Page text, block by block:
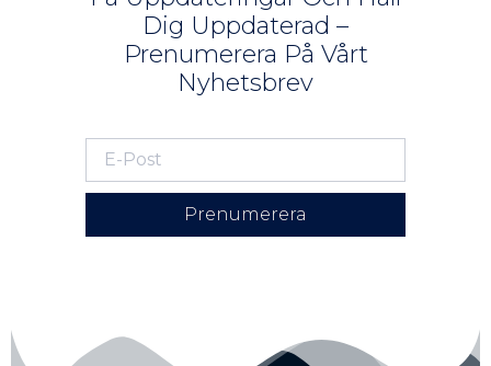
Dig Uppdaterad –
Prenumerera På Vårt
Nyhetsbrev
Prenumerera